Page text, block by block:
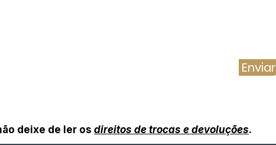
Enviar
deixe de ler os direitos de trocas e devoluções.